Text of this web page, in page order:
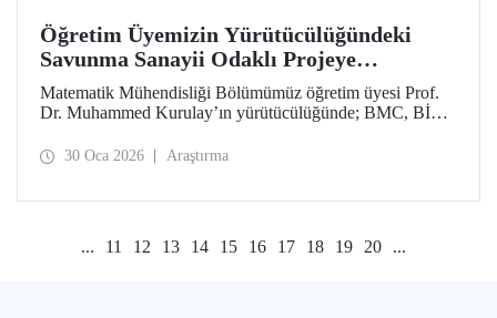
Öğretim Üyemizin Yürütücülüğündeki
Savunma Sanayii Odaklı Projeye
TÜBİTAK 1711 - Yapay Zekâ Ekosistem
Çağrısı’ndan Destek
Matematik Mühendisliği Bölümümüz öğretim üyesi Prof.
Dr. Muhammed Kurulay’ın yürütücülüğünde; BMC, BİAS
tarafından hazırlanan proje, TÜBİTAK 1711 - Yapay Zekâ
30 Oca 2026 Araştırma
... 11 12 13 14 15 16 17 18 19 20 ...